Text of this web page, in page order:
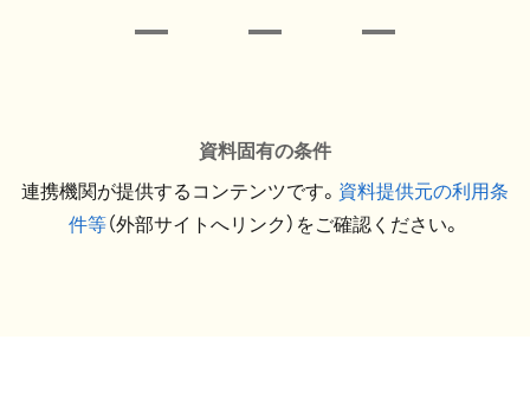
資料固有の条件
連携機関が提供するコンテンツです。 資料提供元の利用条
件等（外部サイトへリンク）をご確認ください。